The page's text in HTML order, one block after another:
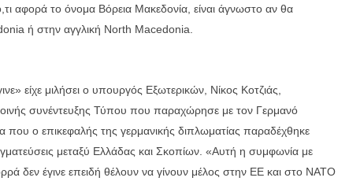
αφορά το όνομα Βόρεια Μακεδονία, είναι άγνωστο αν θα
ή στην αγγλική North Macedonia.
είχε μιλήσει ο υπουργός Εξωτερικών, Νίκος Κοτζιάς,
συνέντευξης Τύπου που παραχώρησε με τον Γερμανό
ο επικεφαλής της γερμανικής διπλωματίας παραδέχθηκε
μεταξύ Ελλάδας και Σκοπίων. «Αυτή η συμφωνία με
δεν έγινε επειδή θέλουν να γίνουν μέλος στην ΕΕ και στο ΝΑΤΟ